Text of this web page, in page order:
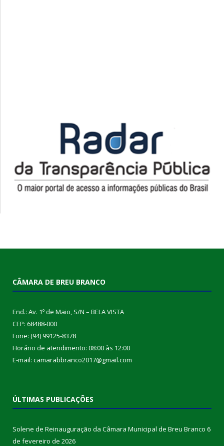
CÂMARA DE BREU BRANCO
End.: Av. 1º de Maio, S/N – BELA VISTA
CEP: 68488-000
Fone: (94) 99125-8378
Horário de atendimento: 08:00 às 12:00
E-mail: camarabbranco2017@gmail.com
ÚLTIMAS PUBLICAÇÕES
Solene de Reinauguração da Câmara Municipal de Breu Branco 6
de fevereiro de 2026